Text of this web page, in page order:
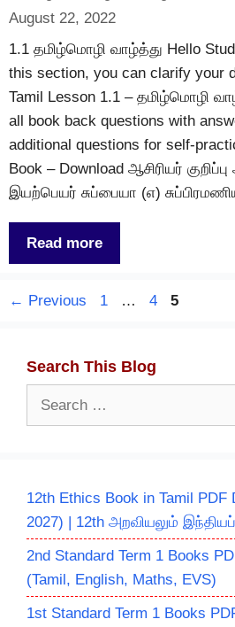
August 22, 2022
1.1 தமிழ்மொழி வாழ்த்து Hello
this section, you can clarify your
Tamil Lesson 1.1 – தமிழ்மொழி
all book back questions with
additional questions for self-
Book – Download ஆசிரியர்
இயற்பெயர் சுப்பையா (எ)
Read more
← Previous Page
1 … Page
4 Page
5
Search This Blog
Search
12th Ethics Book in Tamil PDF
2027) | 12th அறவியலும்
2nd Standard Term 1 Books
(Tamil, English, Maths, EVS)
1st Standard Term 1 Books